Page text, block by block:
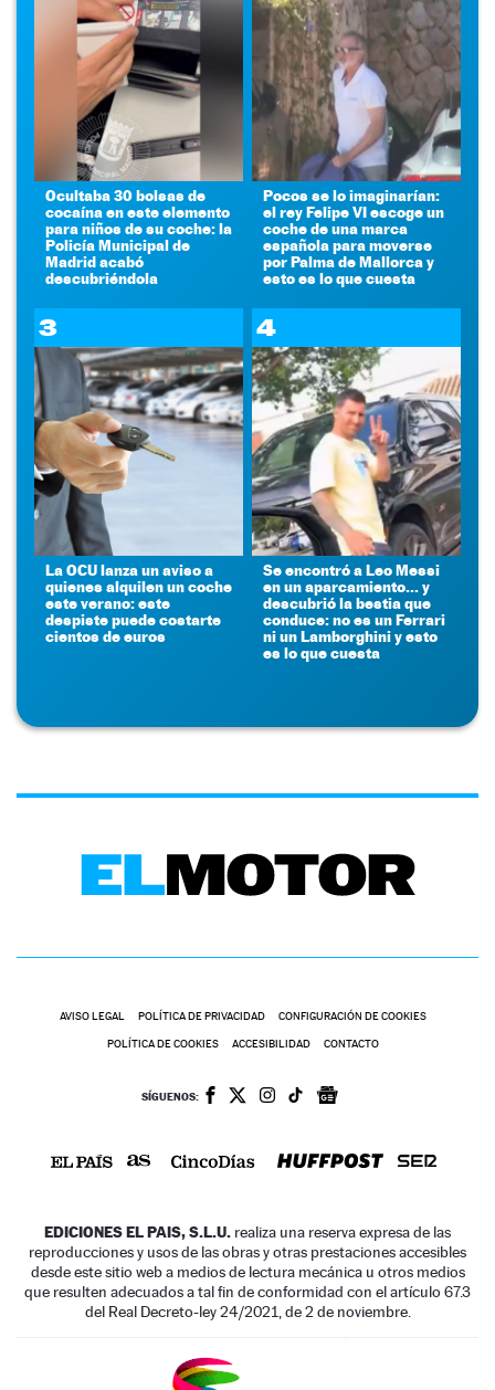
Ocultaba 30 bolsas de
cocaína en este elemento
para niños de su coche: la
Policía Municipal de
Madrid acabó
descubriéndola
Pocos se lo imaginarían:
el rey Felipe VI escoge un
coche de una marca
española para moverse
por Palma de Mallorca y
esto es lo que cuesta
3
La OCU lanza un aviso a
quienes alquilen un coche
este verano: este
despiste puede costarte
cientos de euros
4
Se encontró a Leo Messi
en un aparcamiento... y
descubrió la bestia que
conduce: no es un Ferrari
ni un Lamborghini y esto
es lo que cuesta
AVISO LEGAL POLÍTICA DE PRIVACIDAD CONFIGURACIÓN DE COOKIES
POLÍTICA DE COOKIES ACCESIBILIDAD CONTACTO
SÍGUENOS:
EDICIONES EL PAIS, S.L.U. realiza una reserva expresa de las
reproducciones y usos de las obras y otras prestaciones accesibles
desde este sitio web a medios de lectura mecánica u otros medios
que resulten adecuados a tal fin de conformidad con el artículo 67.3
del Real Decreto-ley 24/2021, de 2 de noviembre.